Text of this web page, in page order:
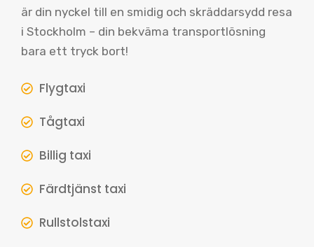
är din nyckel till en smidig och skräddarsydd resa
i Stockholm – din bekväma transportlösning
bara ett tryck bort!
Flygtaxi
Tågtaxi
Billig taxi
Färdtjänst taxi
Rullstolstaxi